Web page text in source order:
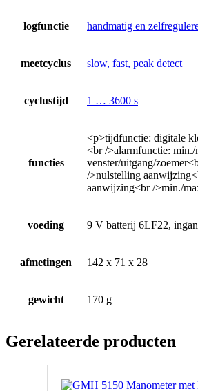
logfunctie handmatig en
meetcyclus slow, fast, peak detect
cyclustijd 1 … 3600 s
functies
<p>tijdfunctie: digitale
<br />alarmfunctie: min./
venster/uitgang/
/>nulstelling
aanwijzing<br />min./
voeding 9 V batterij 6LF22,
afmetingen 142 x 71 x 28
gewicht 170 g
Gerelateerde producten